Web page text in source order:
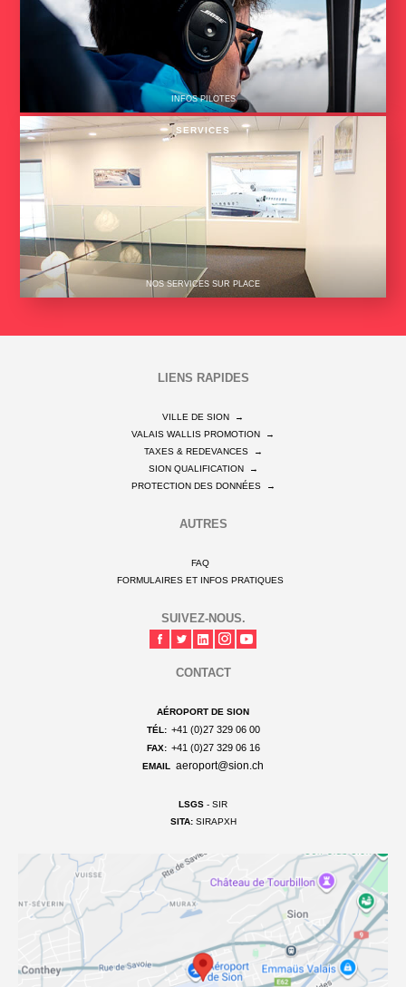
INFOS PILOTES
SERVICES
NOS SERVICES SUR PLACE
LIENS RAPIDES
VILLE DE SION
→
VALAIS WALLIS PROMOTION
→
TAXES & REDEVANCES
→
SION QUALIFICATION
→
PROTECTION DES DONNÉES
→
AUTRES
FAQ
FORMULAIRES ET INFOS PRATIQUES
SUIVEZ-NOUS.
CONTACT
AÉROPORT DE SION
TÉL: +41 (0)27 329 06 00
FAX: +41 (0)27 329 06 16
EMAIL aeroport@sion.ch
LSGS - SIR
SITA:SIRAPXH